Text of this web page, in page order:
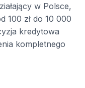
w Polsce,
100 zł do 10 000
kredytowa
kompletnego